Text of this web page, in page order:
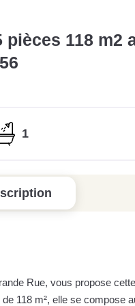
pièces 118 m2
1
Rue, vous propose
118 m², elle se compose